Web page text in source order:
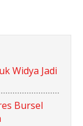
Widya Jadi
Bursel